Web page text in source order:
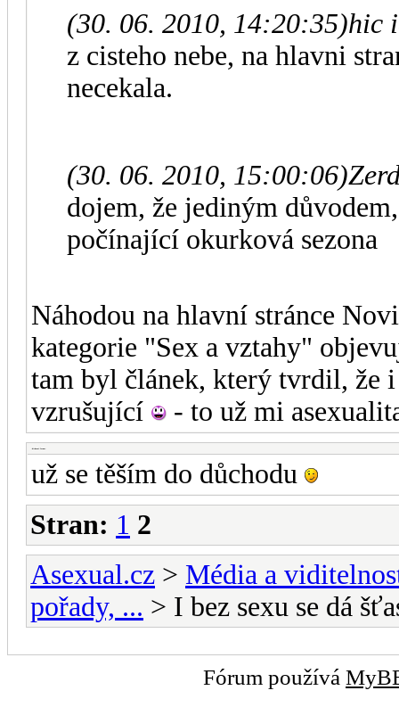
(30. 06. 2010, 14:20:35)hic
z cisteho nebe, na hlavni
necekala.
(30. 06. 2010, 15:00:06)
dojem, že jediným
počínající okurková sezona
Náhodou na hlavní stránce
kategorie "Sex a vztahy"
tam byl článek, který tvrdil, že
vzrušující
- to už mi
-diskusni-forum-
už se těším do důchodu
Stran: 1 2
Asexual.cz > Média a
pořady, ... > I bez sexu se dá
Fórum používá